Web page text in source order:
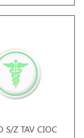
S/Z TAV CIOC